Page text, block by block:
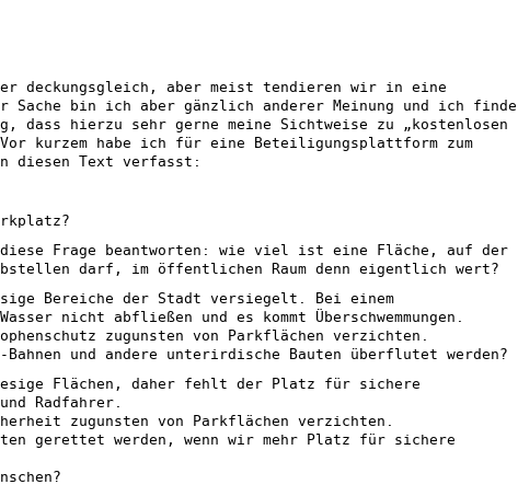
deckungsgleich, aber meist tendieren wir in eine
Sache bin ich aber gänzlich anderer Meinung und ich finde
dass hierzu sehr gerne meine Sichtweise zu „kostenlosen
kurzem habe ich für eine Beteiligungsplattform zum
diesen Text verfasst:
Frage beantworten: wie viel ist eine Fläche, auf der
darf, im öffentlichen Raum denn eigentlich wert?
Bereiche der Stadt versiegelt. Bei einem
nicht abfließen und es kommt Überschwemmungen.
zugunsten von Parkflächen verzichten.
und andere unterirdische Bauten überflutet werden?
riesige Flächen, daher fehlt der Platz für sichere
Radfahrer.
zugunsten von Parkflächen verzichten.
gerettet werden, wenn wir mehr Platz für sichere